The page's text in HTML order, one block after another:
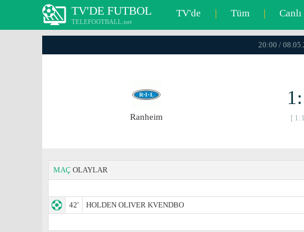
TV'DE FUTBOL
TELEFOOTBALL.net
TV'de | Tüm | Canlı
20:00 /
Ranheim [
MAÇ OLAYLAR
42'
HOLDEN OLIVER KVENDBO